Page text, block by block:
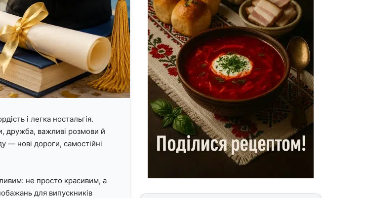
і легка ностальгія.
дружба, важливі розмови й
— нові дороги, самостійні
не просто красивим, а
для випускників